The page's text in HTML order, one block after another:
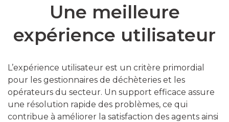
Une meilleure
expérience utilisateur
L’expérience utilisateur est un critère primordial
pour les gestionnaires de déchèteries et les
opérateurs du secteur. Un support efficace assure
une résolution rapide des problèmes, ce qui
contribue à améliorer la satisfaction des agents ainsi